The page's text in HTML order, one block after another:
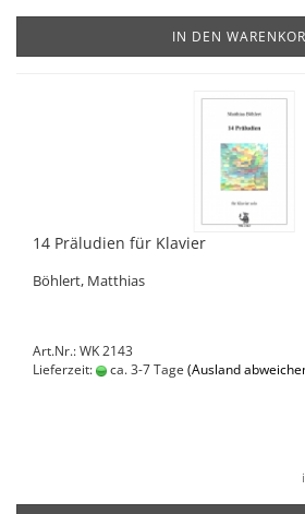
IN DEN
14 Präludien für Klavier
Böhlert, Matthias
Art.Nr.: WK 2143
Lieferzeit:
ca. 3-7 Tage (Ausland